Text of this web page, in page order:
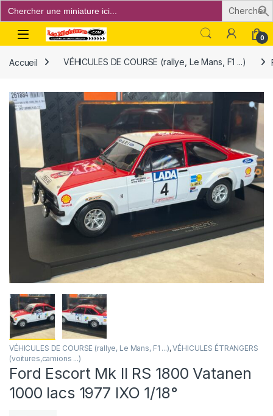
Search
for:
Open 0
Accueil VÉHICULES DE COURSE (rallye, Le Mans, F1 ...)
VÉHICULES DE COURSE (rallye, Le Mans, F1 ...),VÉHICULES ÉTRANGERS
(voitures,camions ...)
Ford Escort Mk II RS 1800 Vatanen
1000 lacs 1977 IXO 1/18°